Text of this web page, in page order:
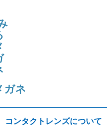
ガネ
コンタクトレンズについて